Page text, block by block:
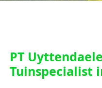
PT
Tuinspecialist